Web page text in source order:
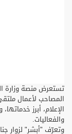
تستعرض منصة وزارة
المصاحب لأعمال
الإعلام، أبرز
والفعاليات.
وتعرّف "أبشر" لزوار